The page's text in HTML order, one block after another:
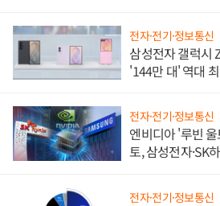
전자·전기·정보통신
삼성전자 갤럭시
'144만 대' 역대
전자·전기·정보통신
엔비디아 '루빈
토, 삼성전자·SK
전자·전기·정보통신